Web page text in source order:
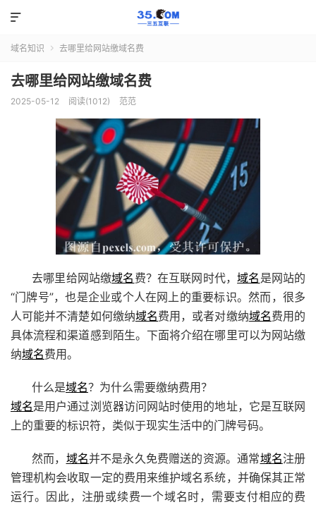

域名知识  去哪里给网站缴域名费
去哪里给网站缴域名费
2025-05-12 阅读(1012) 范范
去哪里给网站缴域名 费？在互联网时代，域名 是网站的
“门牌号”，也是企业或个人在网上的重要标识。然而，很多
人可能并不清楚如何缴纳域名费用，或者对缴纳域名费用的
具体流程和渠道感到陌生。下面将介绍在哪里可以为网站缴
纳域名费用。
什么是域名？为什么需要缴纳费用？
域名是用户通过浏览器访问网站时使用的地址，它是互联网
上的重要的标识符，类似于现实生活中的门牌号码。
然而， 域名并不是永久免费赠送的资源。通常域名注册
管理机构会收取一定的费用来维护域名系统，并确保其正常
运行。因此，注册或续费一个域名时，需要支付相应的费